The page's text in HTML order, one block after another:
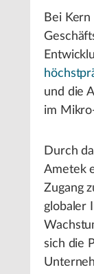
Bei
und die
im
Durch
Ametek
Zugang
globaler
sich die